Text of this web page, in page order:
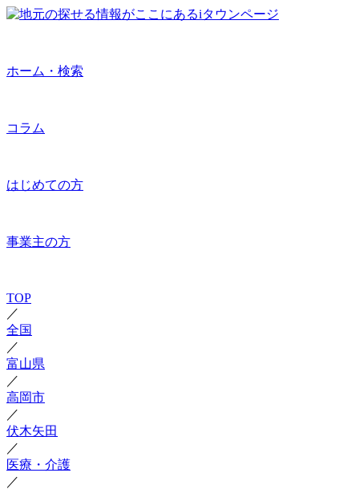
ホーム・検索
コラム
はじめての方
事業主の方
TOP
／
全国
／
富山県
／
高岡市
／
伏木矢田
／
医療・介護
／